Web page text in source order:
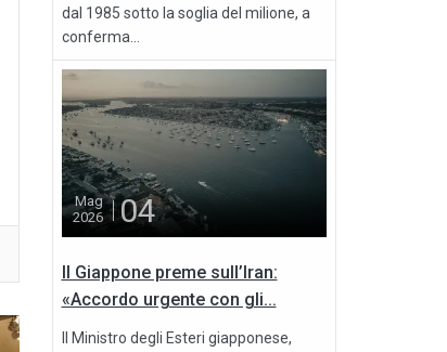
dal 1985 sotto la soglia del milione, a
conferma...
Mag
2026
04
Il Giappone preme sull’Iran:
«Accordo urgente con gli...
Il Ministro degli Esteri giapponese,